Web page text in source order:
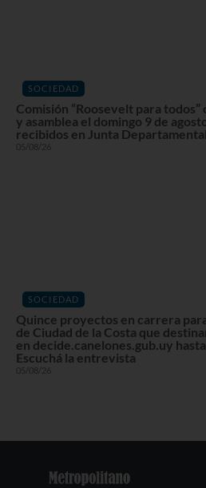
SOCIEDAD
Comisión “Roosevelt para
y asamblea el domingo 9 de
recibidos en Junta
05/08/26
SOCIEDAD
Quince proyectos en carrera
de Ciudad de la Costa que
en decide.canelones.gub.uy
Escuchá la entrevista
05/08/26